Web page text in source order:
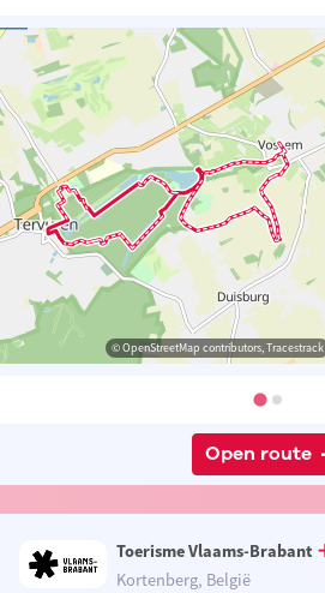
© OpenStreetMap contributors, Tracestrack
Open route
Toerisme Vlaams-Brabant
Kortenberg, België